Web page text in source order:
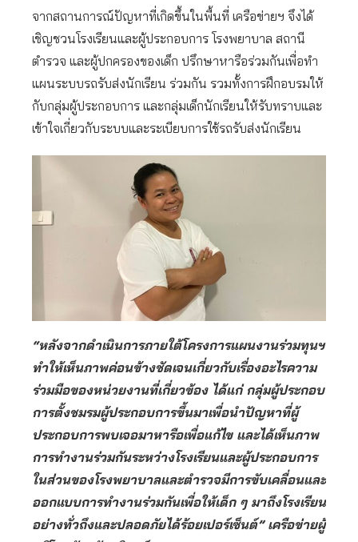
จากสถานการณ์ปัญหาที่เกิดขึ้นในพื้นที่ เครือข่ายฯ จึงได้
เชิญชวนโรงเรียนและผู้ประกอบการ โรงพยาบาล สถานี
ตำรวจ และผู้ปกครองของเด็ก ปรึกษาหารือร่วมกันเพื่อทำ
แผนระบบรถรับส่งนักเรียน ร่วมกัน รวมทั้งการฝึกอบรมให้
กับกลุ่มผู้ประกอบการ และกลุ่มเด็กนักเรียนให้รับทราบและ
เข้าใจเกี่ยวกับระบบและระเบียบการใช้รถรับส่งนักเรียน
“หลังจากดำเนินการภายใต้โครงการแผนงานร่วมทุนฯ
ทำให้เห็นภาพค่อนข้างชัดเจนเกี่ยวกับเรื่องอะไรความ
ร่วมมือของหน่วยงานที่เกี่ยวข้อง ได้แก่ กลุ่มผู้ประกอบ
การตั้งชมรมผู้ประกอบการขึ้นมาเพื่อนำปัญหาที่ผู้
ประกอบการพบเจอมาหารือเพื่อแก้ไข และได้เห็นภาพ
การทำงานร่วมกันระหว่างโรงเรียนและผู้ประกอบการ
ในส่วนของโรงพยาบาลและตำรวจมีการขับเคลื่อนและ
ออกแบบการทำงานร่วมกันเพื่อให้เด็ก ๆ มาถึงโรงเรียน
อย่างทั่วถึงและปลอดภัยได้ร้อยเปอร์เซ็นต์” เครือข่ายผู้